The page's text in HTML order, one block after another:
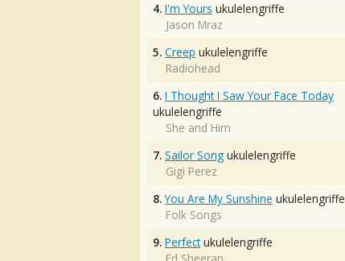
4. I'm Yours ukulelengriffe
Jason Mraz
5. Creep ukulelengriffe
Radiohead
6. I Thought I Saw Your Face Today
ukulelengriffe
She and Him
7. Sailor Song ukulelengriffe
Gigi Perez
8. You Are My Sunshine ukulelengriffe
Folk Songs
9. Perfectukulelengriffe